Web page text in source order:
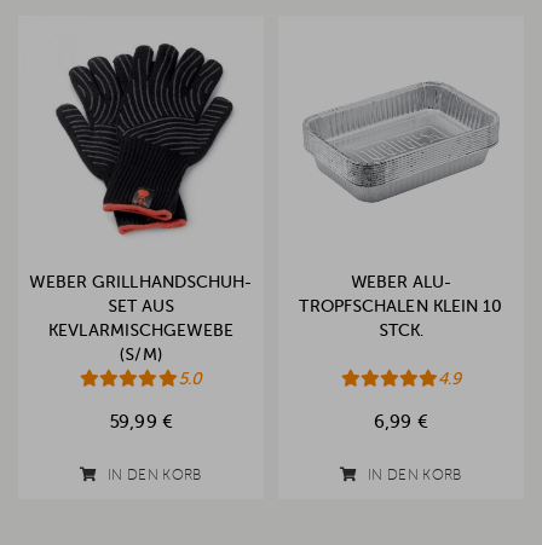
WEBER GRILLHANDSCHUH-
SET AUS
KEVLARMISCHGEWEBE
(S/M)
5.0
59,99 €
IN DEN KORB
WEBER ALU-
TROPFSCHALEN KLEIN 10
STCK.
4.9
6,99 €
IN DEN KORB